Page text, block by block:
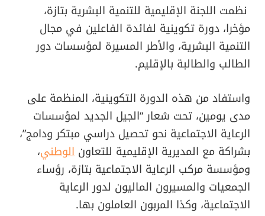
نظمت اللجنة الإقليمية للتنمية البشرية بتازة،
مؤخرا، دورة تكوينية لفائدة الفاعلين في مجال
التنمية البشرية، والأطر المسيرة لمؤسسات دور
الطالب والطالبة بالإقليم.
واستفاد من هذه الدورة التكوينية، المنظمة على
مدى يومين، تحت شعار “الجيل الجديد لمؤسسات
الرعاية الاجتماعية نحو تحصيل دراسي مبتكر ودامج”،
بشراكة مع المديرية الإقليمية للتعاون الوطني،
ومؤسسة مركب الرعاية الاجتماعية بتازة، رؤساء
الجمعيات والمسيرون الماليون لدور الرعاية
الاجتماعية، وكذا المربون العاملون بها.